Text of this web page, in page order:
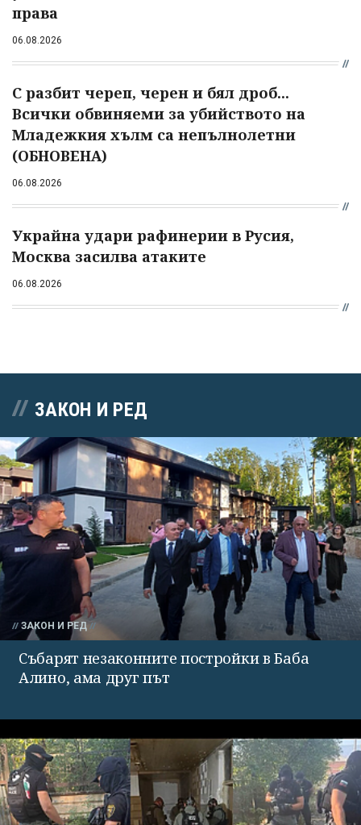
права
06.08.2026
С разбит череп, черен и бял дроб...
Всички обвиняеми за убийството на
Младежкия хълм са непълнолетни
(ОБНОВЕНА)
06.08.2026
Украйна удари рафинерии в Русия,
Москва засилва атаките
06.08.2026
ЗАКОН И РЕД
ЗАКОН И РЕД
Събарят незаконните постройки в Баба
Алино, ама друг път